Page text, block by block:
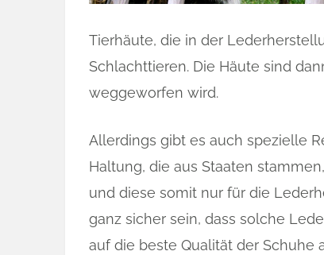
Tierhäute, die in der
Schlachttieren. Die Häute sind
weggeworfen wird.
Allerdings gibt es auch spezielle
Haltung, die aus Staaten
und diese somit nur für die
ganz sicher sein, dass solche
auf die beste Qualität der Schuhe